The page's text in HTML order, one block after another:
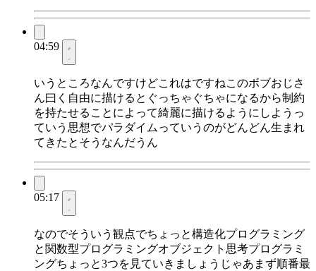
04:59
いうところなんですけどこれはですねこのボブおじさ
ん曰く自由に描けるとぐっちゃぐちゃになるから制約
を持たせることによって綺麗に描けるようにしようっ
ていう思想でパラダイムっていうのがどんどん生まれ
てきたとそうなんだうん
05:17
なのでそういう観点でちょっと構造化プログラミング
と関数型プログラミングオブジェクト思考プログラミ
ングちょっと3つを見ていきましょうじゃあまず順番最